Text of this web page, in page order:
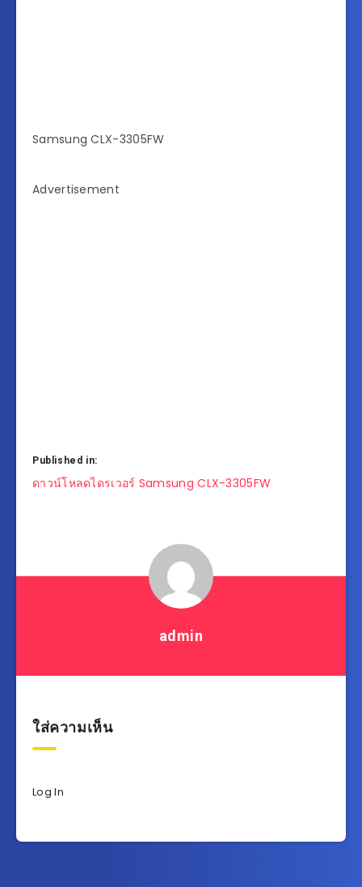
Samsung CLX-3305FW
Advertisement
Published in:
แนะแนว
ดาวน์โหลดไดรเวอร์ Samsung CLX-3305FW
admin
ใส่ความเห็น
Log In